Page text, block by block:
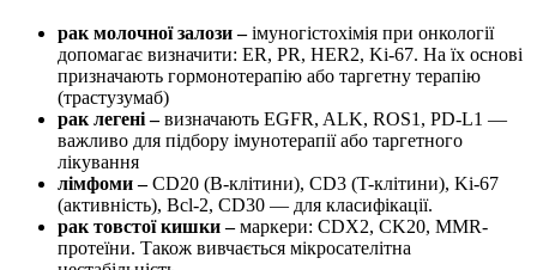
рак молочної залози –імуногістохімія при онкології
допомагає визначити: ER, PR, HER2, Ki-67. На їх основі
призначають гормонотерапію або таргетну терапію
(трастузумаб)
рак легені –визначають EGFR, ALK, ROS1, PD-L1 —
важливо для підбору імунотерапії або таргетного
лікування
лімфоми –CD20 (B-клітини), CD3 (T-клітини), Ki-67
(активність), Bcl-2, CD30 — для класифікації.
рак товстої кишки –маркери: CDX2, CK20, MMR-
протеїни. Також вивчається мікросателітна